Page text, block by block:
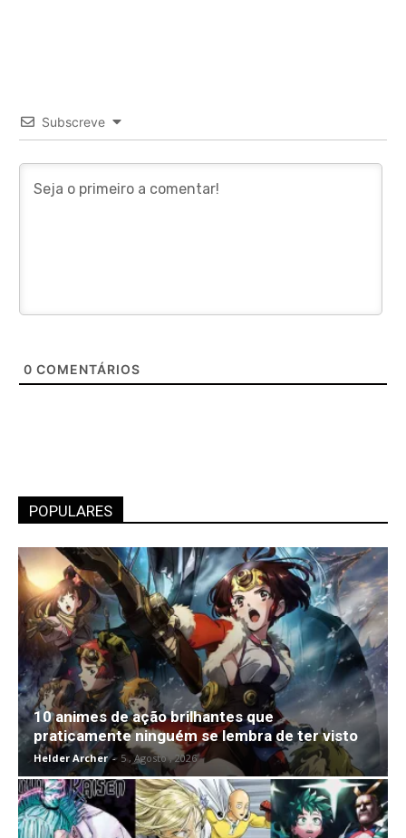
Subscreve
0 COMENTÁRIOS
POPULARES
10 animes de ação brilhantes que
praticamente ninguém se lembra de ter visto
Helder Archer - 5 , Agosto , 2026